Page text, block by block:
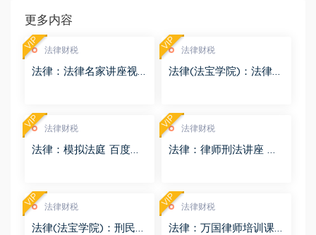
更多内容
法律财税
法律：法律名家讲座视
VIP 法律财税
法律(法宝学院)：法律信
VIP
法律财税
法律：模拟法庭 百度网
VIP 法律财税
法律：律师刑法讲座 百
VIP
法律财税
法律(法宝学院)：刑民交
VIP 法律财税
法律：万国律师培训课
VIP